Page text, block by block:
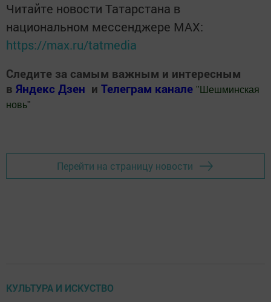
Читайте новости Татарстана в
национальном мессенджере MАХ:
https://max.ru/tatmedia
Следите за самым важным и интересным
в Яндекс Дзен и Телеграм канале " Шешминская
новь"
Перейти на страницу новости
КУЛЬТУРА И ИСКУСТВО